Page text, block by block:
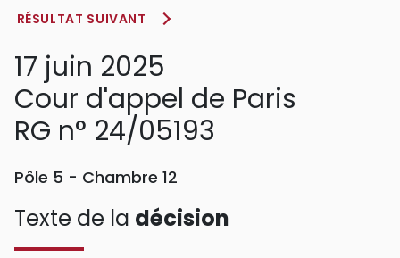
RÉSULTAT SUIVANT
17 juin 2025
Cour d'appel de Paris
RG n° 24/05193
Pôle 5 - Chambre 12
Texte de la décision